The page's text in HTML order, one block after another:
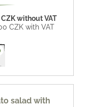
without VAT
CZK with VAT
do košíku
salad with